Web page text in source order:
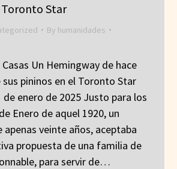
Star
By humanidades
Un Hemingway de hace
sus pininos en el Toronto Star
enero de 2025 Justo para los
Enero de aquel 1920, un
apenas veinte años, aceptaba
propuesta de una familia de
para servir de…